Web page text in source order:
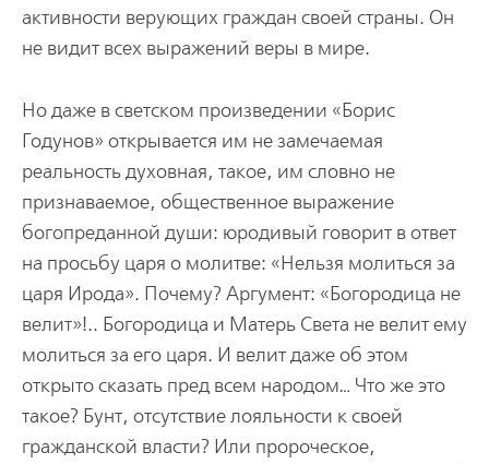
активности верующих граждан своей страны. Он
не видит всех выражений веры в мире.
Но даже в светском произведении «Борис
Годунов» открывается им не замечаемая
реальность духовная, такое, им словно не
признаваемое, общественное выражение
богопреданной души: юродивый говорит в ответ
на просьбу царя о молитве: «Нельзя молиться за
царя Ирода». Почему? Аргумент: «Богородица не
велит»!.. Богородица и Матерь Света не велит ему
молиться за его царя. И велит даже об этом
открыто сказать пред всем народом… Что же это
такое? Бунт, отсутствие лояльности к своей
гражданской власти? Или пророческое,